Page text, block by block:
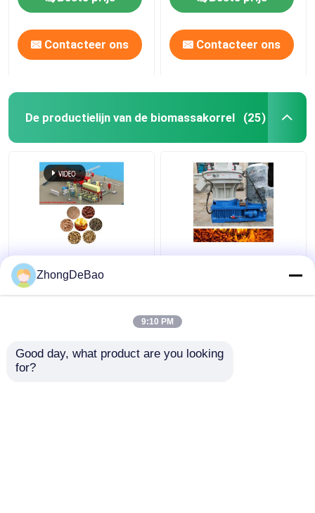
Contacteer ons Contacteer ons
De productielijn van de biomassakorrel (25)
Commerciële Lijn 1 van
de Biomassakorrel -
5TPH-Rijst Straw
55kw de Productielijn
800-1000kg/H Ring Die
ZhongDeBao
9:10 PM
Good day, what product are you looking
for?